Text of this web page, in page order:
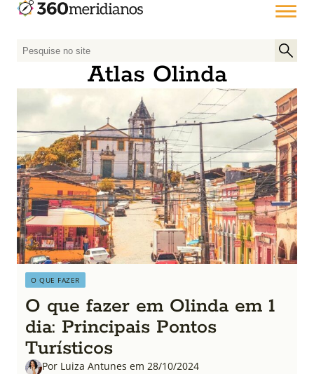
P
i
s
a
r
p
o
r
:
Atlas Olinda
O QUE FAZER
O que fazer em Olinda em 1
dia: Principais Pontos
Turísticos
Por Luiza Antunes em 28/10/2024